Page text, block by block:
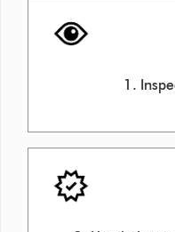
1.